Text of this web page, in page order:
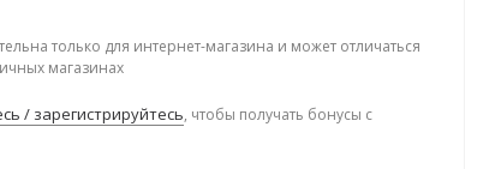
только для интернет-магазина и может отличаться
магазинах
/ зарегистрируйтесь, чтобы получать бонусы с